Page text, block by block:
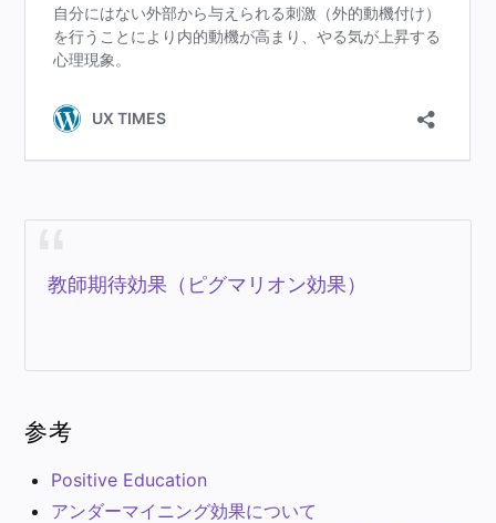
教師期待効果（ピグマリオン効果）
参考
Positive Education
アンダーマイニング効果について